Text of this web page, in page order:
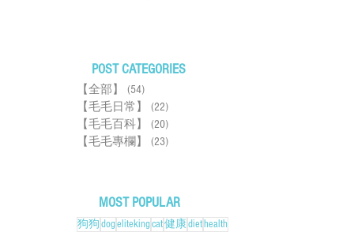
POST CATEGORIES
【全部】 (54)
【毛毛日常】
(22)
【毛毛百科】
(20)
【毛毛專欄】
(23)
MOST POPULAR
狗狗dogelitekingcat健康diethealth